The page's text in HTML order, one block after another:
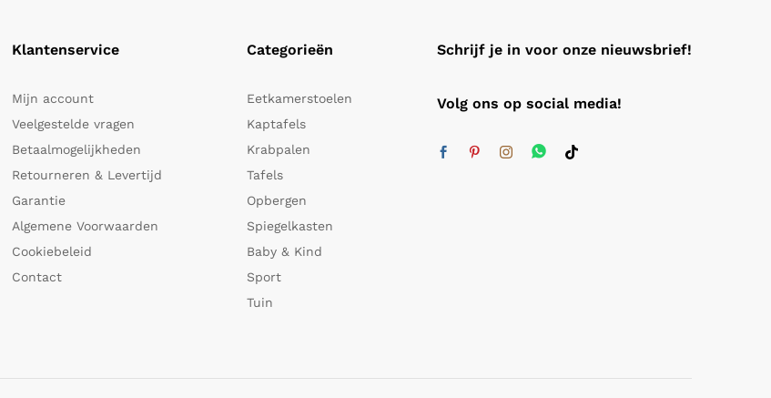
Klantenservice
Mijn account
Veelgestelde vragen
Betaalmogelijkheden
Retourneren & Levertijd
Garantie
Algemene Voorwaarden
Cookiebeleid
Contact
Categorieën
Eetkamerstoelen
Kaptafels
Krabpalen
Tafels
Opbergen
Spiegelkasten
Baby & Kind
Sport
Tuin
Schrijf je in voor onze nieuwsbrief!
Volg ons op social media!